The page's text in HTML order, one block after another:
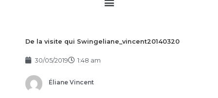
De la visite qui Swingeliane_vincent20140320
30/05/2019 1:48 am
Éliane Vincent